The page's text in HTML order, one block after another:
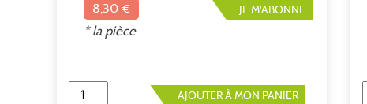
JE M'ABONNE
8,30 €
* la pièce
AJOUTER À MON PANIER